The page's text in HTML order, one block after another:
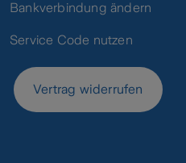
Bankverbindung ändern
Service Code nutzen
Vertrag widerrufen